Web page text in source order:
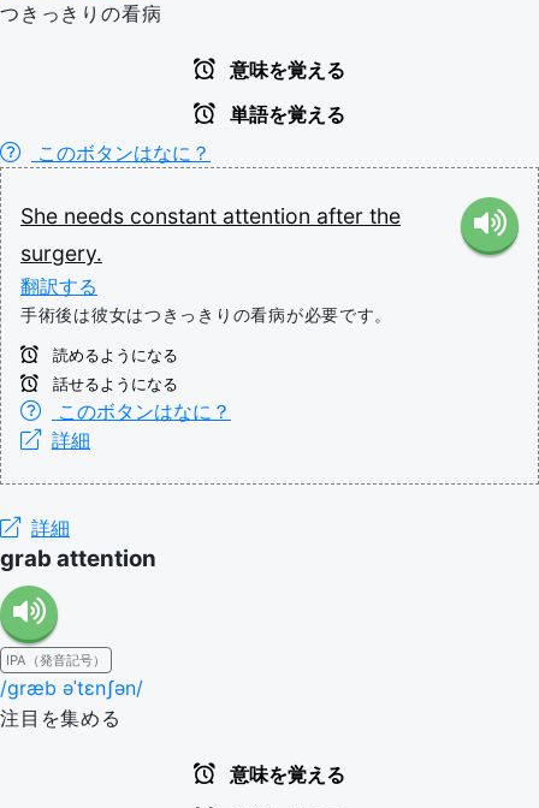
つきっきりの看病
意味を覚える
単語を覚える
このボタンはなに？
She needs constant attention after the
surgery.
翻訳する
手術後は彼女はつきっきりの看病が必要です。
読めるようになる
話せるようになる
このボタンはなに？
詳細
詳細
grab attention
IPA（発音記号）
/ɡræb əˈtɛnʃən/
注目を集める
意味を覚える